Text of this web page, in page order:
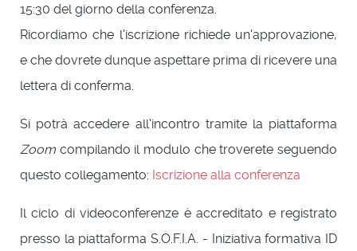
15:30 del giorno della conferenza.
Ricordiamo che l'iscrizione richiede un'approvazione,
e che dovrete dunque aspettare prima di ricevere una
lettera di conferma.
Si potrà accedere all'incontro tramite la piattaforma
Zoom compilando il modulo che troverete seguendo
questo collegamento: Iscrizione alla conferenza
Il ciclo di videoconferenze è accreditato e registrato
presso la piattaforma S.O.F.I.A. - Iniziativa formativa ID